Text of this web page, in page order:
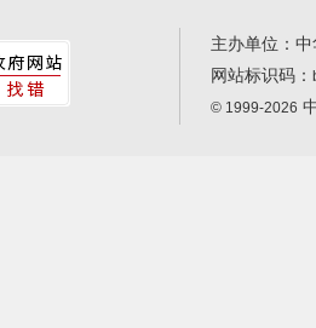
主办单位：
网站标识码：
© 1999-2026